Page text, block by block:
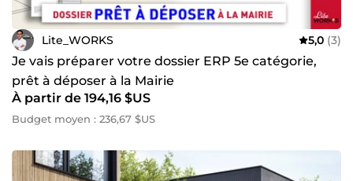
Lite_WORKS 5,0 (3)
Je vais préparer votre dossier ERP 5e catégorie,
prêt à déposer à la Mairie
À partir de 194,16 $US
Budget moyen : 236,67 $US